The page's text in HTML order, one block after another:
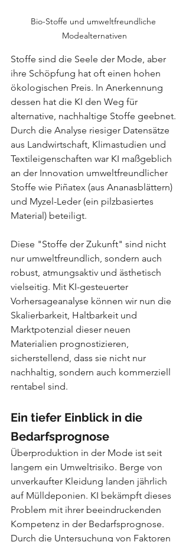
Bio-Stoffe und umweltfreundliche
Modealternativen
Stoffe sind die Seele der Mode, aber
ihre Schöpfung hat oft einen hohen
ökologischen Preis. In Anerkennung
dessen hat die KI den Weg für
alternative, nachhaltige Stoffe geebnet.
Durch die Analyse riesiger Datensätze
aus Landwirtschaft, Klimastudien und
Textileigenschaften war KI maßgeblich
an der Innovation umweltfreundlicher
Stoffe wie Piñatex (aus Ananasblättern)
und Myzel-Leder (ein pilzbasiertes
Material) beteiligt.
Diese "Stoffe der Zukunft" sind nicht
nur umweltfreundlich, sondern auch
robust, atmungsaktiv und ästhetisch
vielseitig. Mit KI-gesteuerter
Vorhersageanalyse können wir nun die
Skalierbarkeit, Haltbarkeit und
Marktpotenzial dieser neuen
Materialien prognostizieren,
sicherstellend, dass sie nicht nur
nachhaltig, sondern auch kommerziell
rentabel sind.
Ein tiefer Einblick in die
Bedarfsprognose
Überproduktion in der Mode ist seit
langem ein Umweltrisiko. Berge von
unverkaufter Kleidung landen jährlich
auf Mülldeponien. KI bekämpft dieses
Problem mit ihrer beeindruckenden
Kompetenz in der Bedarfsprognose.
Durch die Untersuchung von Faktoren